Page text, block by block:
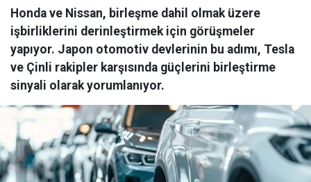
Honda ve Nissan, birleşme dahil olmak üzere
işbirliklerini derinleştirmek için görüşmeler
yapıyor. Japon otomotiv devlerinin bu adımı, Tesla
ve Çinli rakipler karşısında güçlerini birleştirme
sinyali olarak yorumlanıyor.